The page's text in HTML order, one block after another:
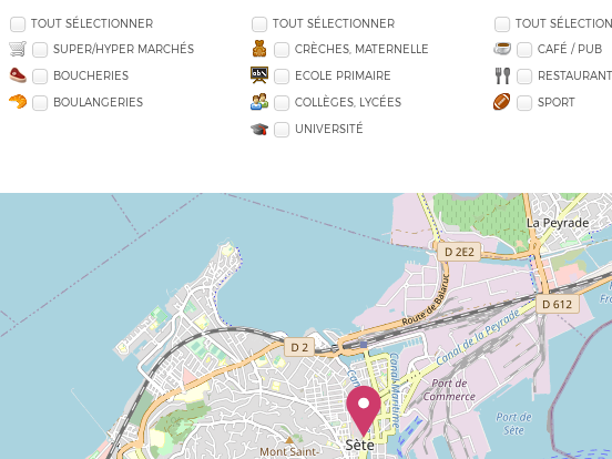
TOUT SÉLECTIONNER
SUPER/HYPER MARCHÉS
BOUCHERIES
BOULANGERIES
TOUT SÉLECTIONNER
CRÈCHES, MATERNELLE
ECOLE PRIMAIRE
COLLÈGES, LYCÉES
UNIVERSITÉ
TOUT
CAFÉ / PUB
SPORT